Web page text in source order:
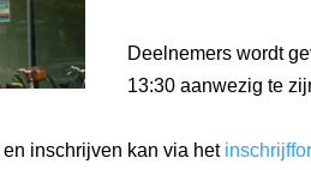
Deelnemers wordt
13:30 aanwezig te
en inschrijven kan via het